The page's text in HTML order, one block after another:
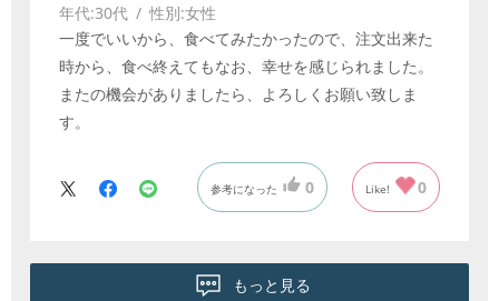
年代:30代 性別:女性
一度でいいから、食べてみたかったので、注文出来た
時から、食べ終えてもなお、幸せを感じられました。
またの機会がありましたら、よろしくお願い致しま
す。
参考になった 0 Like! 0
もっと見る